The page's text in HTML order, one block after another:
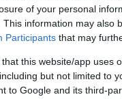
of your personal
This information may also
Participants that may
that this website/app uses
but not limited to
to Google and its third-
tervpályázati
a Magyar
tervezésére kiírt